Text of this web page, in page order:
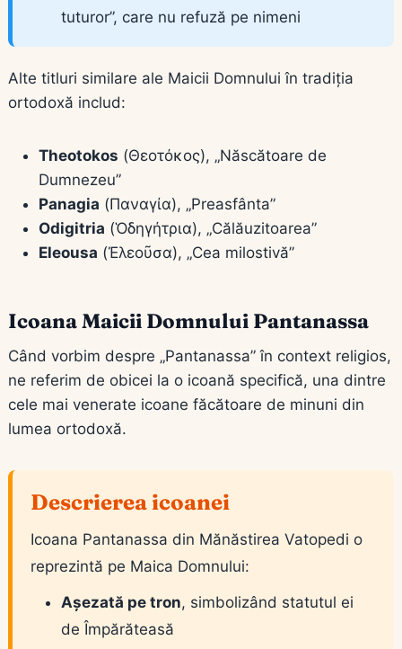
tuturor”, care nu refuză pe nimeni
Alte titluri similare ale Maicii Domnului în tradiția
ortodoxă includ:
Theotokos (Θεοτόκος), „Născătoare de
Dumnezeu”
Panagia (Παναγία), „Preasfânta”
Odigitria (Ὁδηγήτρια), „Călăuzitoarea”
Eleousa (Ἐλεοῦσα), „Cea milostivă”
Icoana Maicii Domnului Pantanassa
Când vorbim despre „Pantanassa” în context religios,
ne referim de obicei la o icoană specifică, una dintre
cele mai venerate icoane făcătoare de minuni din
lumea ortodoxă.
Descrierea icoanei
Icoana Pantanassa din Mănăstirea Vatopedi o
reprezintă pe Maica Domnului:
Așezată pe tron, simbolizând statutul ei
de Împărăteasă